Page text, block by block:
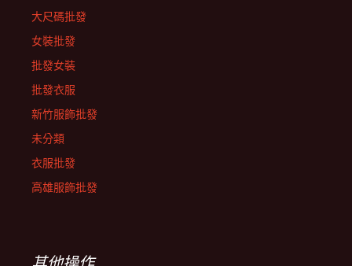
大尺碼批發
女裝批發
批發女裝
批發衣服
新竹服飾批發
未分類
衣服批發
高雄服飾批發